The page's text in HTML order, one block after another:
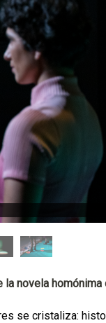
la novela
se cristaliza: